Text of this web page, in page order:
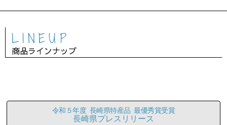
LINEUP
商品ラインナップ
令和５年度 長崎県特産品 最優秀賞受賞
長崎県プレスリリース